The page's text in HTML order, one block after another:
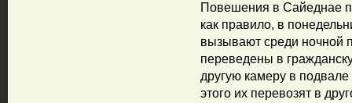
Повешения в Сайеднае
как правило, в
вызывают среди ночной
переведены в
другую камеру в
этого их перевозят в